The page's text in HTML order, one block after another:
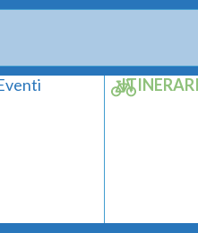
ITINERARI